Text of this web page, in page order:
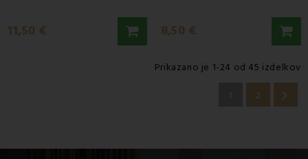
11,50 € 8,50 €
Prikazano je 1-24 od 45 izdelkov
2 